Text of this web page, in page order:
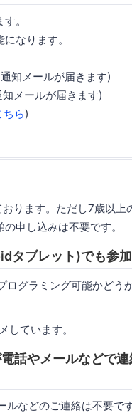
。
なります。
知メールが届きます)
メールが届きます)
ちら)
ります。ただし7歳以上
申し込みは不要です。
ブレット)でも参
グラミング可能かどう
しています。
話やメールなどで
などのご連絡は不要で